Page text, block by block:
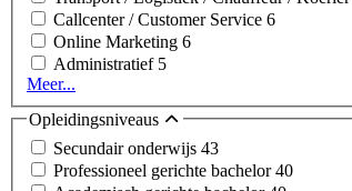
Callcenter / Customer Service 6
Online Marketing 6
Administratief 5
Meer...
Opleidingsniveaus
Secundair onderwijs 43
Professioneel gerichte bachelor40